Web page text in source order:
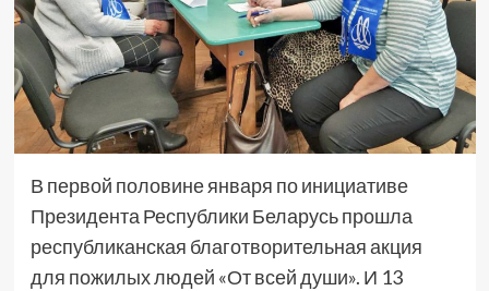
В первой половине января по инициативе
Президента Республики Беларусь прошла
республиканская благотворительная акция
для пожилых людей «От всей души». И 13